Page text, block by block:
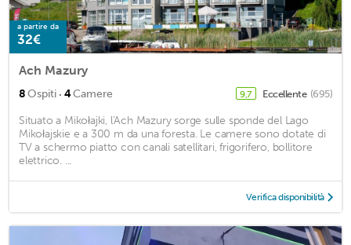
a partire da
32€
Ach Mazury
8Ospiti · 4Camere 9,7 Eccellente (695)
Situato a Mikołajki, l'Ach Mazury sorge sulle sponde del Lago
Mikołajskie e a 300 m da una foresta. Le camere sono dotate di
TV a schermo piatto con canali satellitari, frigorifero, bollitore
elettrico. ...
Verifica disponibilità